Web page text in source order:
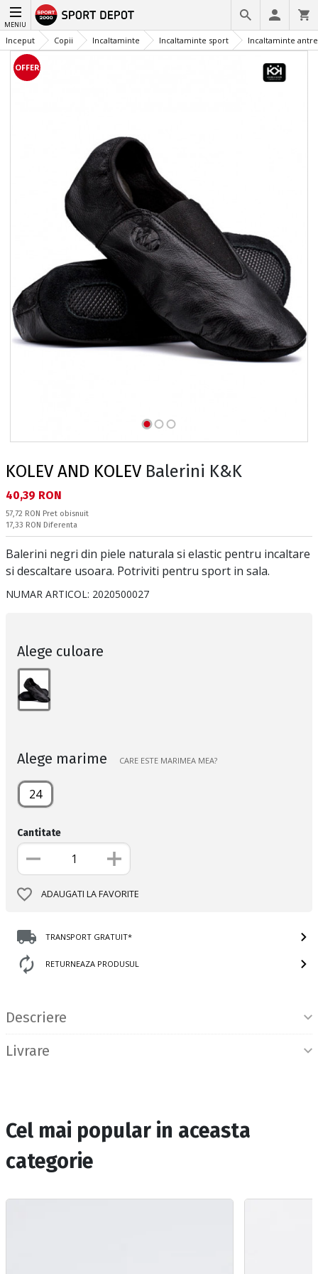
MENIU
Inceput Copii Incaltaminte Incaltaminte sport Incaltaminte
OFFER
KOLEV AND KOLEV Balerini K&K
Текуща цена:
40,39 RON
Pret obisnuit:
57,72 RON Pret obisnuit
Спестявате:
17,33 RON Diferenta
Balerini negri din piele naturala si elastic pentru incaltare
si descaltare usoara. Potriviti pentru sport in sala.
NUMAR ARTICOL: 2020500027
Alege culoare
Alege marime CARE ESTE MARIMEA MEA?
24
Cantitate
ADAUGATI LA FAVORITE
TRANSPORT GRATUIT*
RETURNEAZA PRODUSUL
Descriere
Livrare
Cel mai popular in aceasta
categorie